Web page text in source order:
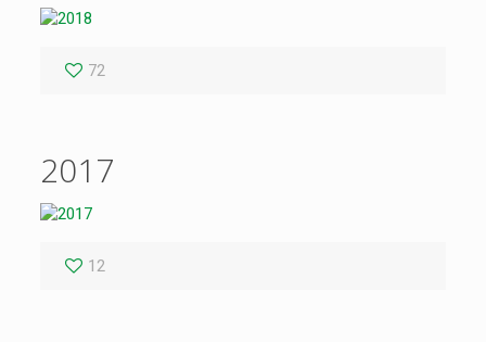
72
2017
12